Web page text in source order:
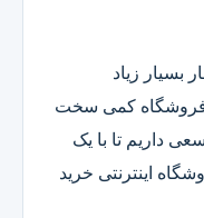
بسیار زیاد
فروشگاه کمی سخت
داریم تا با یک
اینترنتی خرید